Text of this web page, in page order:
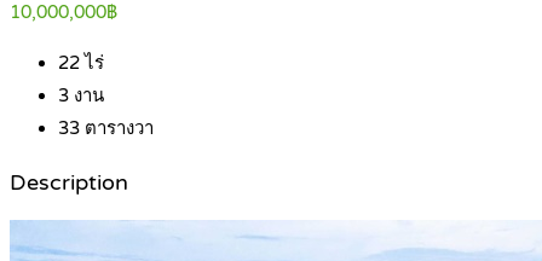
10,000,000฿
22ไร่
3 งาน
33 ตารางวา
Description